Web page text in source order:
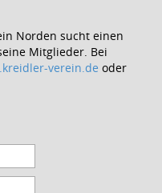
Norden sucht einen
Mitglieder. Bei
verein.de oder